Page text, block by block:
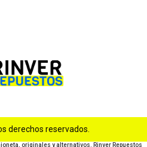
derechos reservados.
originales y alternativos. Rinver Repuestos